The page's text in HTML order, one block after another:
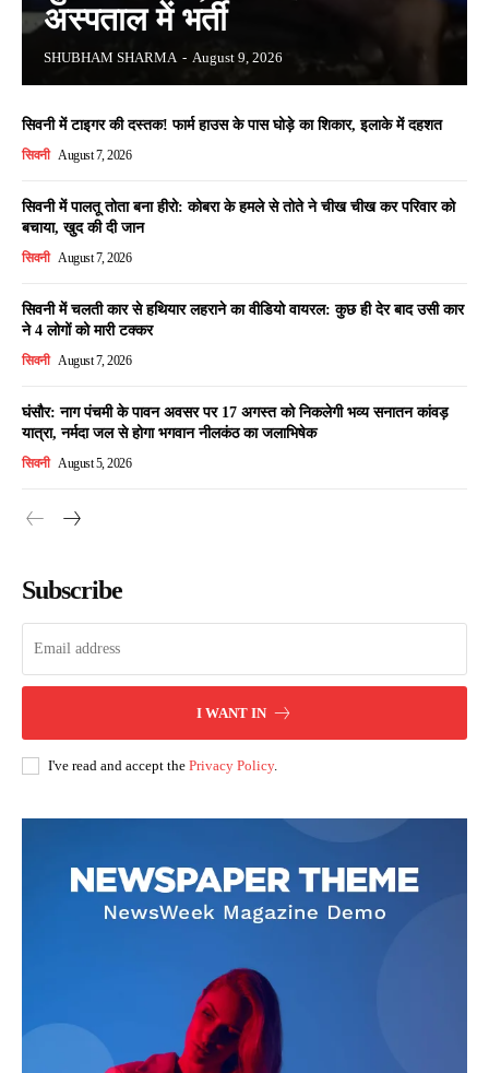
अस्पताल में भर्ती
SHUBHAM SHARMA - August 9, 2026
सिवनी में टाइगर की दस्तक! फार्म हाउस के पास घोड़े का शिकार, इलाके में दहशत
सिवनी August 7, 2026
सिवनी में पालतू तोता बना हीरो: कोबरा के हमले से तोते ने चीख चीख कर परिवार को
बचाया, खुद की दी जान
सिवनी August 7, 2026
सिवनी में चलती कार से हथियार लहराने का वीडियो वायरल: कुछ ही देर बाद उसी कार
ने 4 लोगों को मारी टक्कर
सिवनी August 7, 2026
घंसौर: नाग पंचमी के पावन अवसर पर 17 अगस्त को निकलेगी भव्य सनातन कांवड़
यात्रा, नर्मदा जल से होगा भगवान नीलकंठ का जलाभिषेक
सिवनी August 5, 2026
Subscribe
I WANT IN
I've read and accept the Privacy Policy.